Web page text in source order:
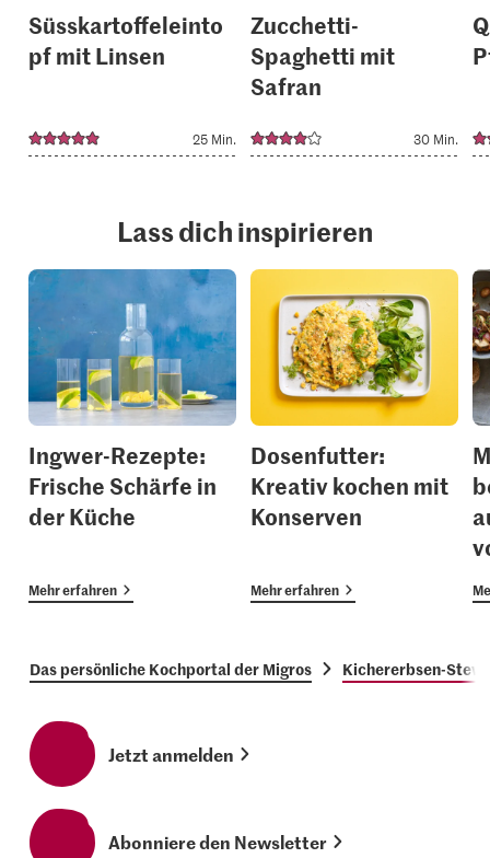
Süsskartoffeleinto
pf mit Linsen
25 Min.
Zucchetti-
Spaghetti mit
Safran
30 Min.
Lass dich inspirieren
Ingwer-Rezepte:
Frische Schärfe in
der Küche
Mehr erfahren
Dosenfutter:
Kreativ kochen mit
Konserven
Mehr erfahren
Das persönliche Kochportal der Migros Kichererbsen-Stew
Jetzt anmelden
Abonniere den Newsletter